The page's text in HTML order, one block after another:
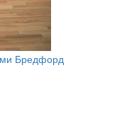
Бредфорд